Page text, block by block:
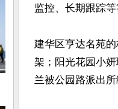
监控、长期跟踪
建华区亨达名苑
架；阳光花园小
兰被公园路派出所